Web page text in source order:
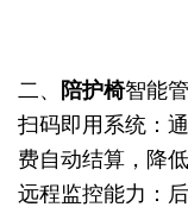
二、 陪护椅智能
扫码即用系统：
费自动结算，降
远程监控能力：